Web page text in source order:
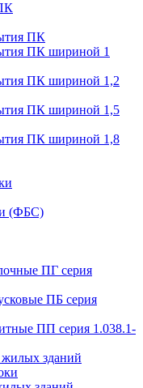
ПК
ПК шириной 1
ПК шириной 1,2
ПК шириной 1,5
ПК шириной 1,8
(ФБС)
ПГ серия
ПБ серия
ПП серия 1.038.1-
зданий